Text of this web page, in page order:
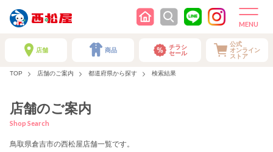
店舗 商品
チラシ
セール
公式
オンライン
ストア
TOP 店舗のご案内 都道府県から探す 検索結果
店舗のご案内
Shop Search
鳥取県倉吉市の西松屋店舗一覧です。